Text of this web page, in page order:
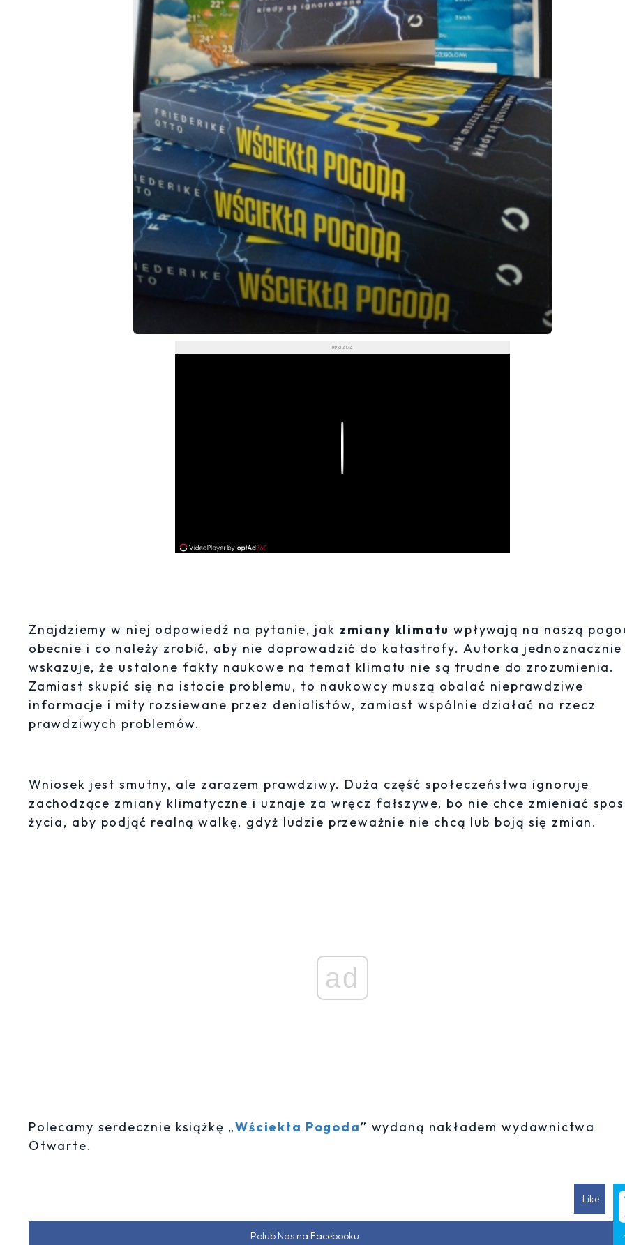
REKLAMA
Znajdziemy w niej odpowiedź na pytanie, jak zmiany klimatu wpływają na naszą
obecnie i co należy zrobić, aby nie doprowadzić do katastrofy. Autorka jednoznacznie
wskazuje, że ustalone fakty naukowe na temat klimatu nie są trudne do zrozumienia.
Zamiast skupić się na istocie problemu, to naukowcy muszą obalać nieprawdziwe
informacje i mity rozsiewane przez denialistów, zamiast wspólnie działać na rzecz
prawdziwych problemów.
Wniosek jest smutny, ale zarazem prawdziwy. Duża część społeczeństwa ignoruje
zachodzące zmiany klimatyczne i uznaje za wręcz fałszywe, bo nie chce zmieniać
życia, aby podjąć realną walkę, gdyż ludzie przeważnie nie chcą lub boją się zmian.
ad
Polecamy serdecznie książkę „Wściekła Pogoda” wydaną nakładem wydawnictwa
Otwarte.
Like
Polub Nas na Facebooku